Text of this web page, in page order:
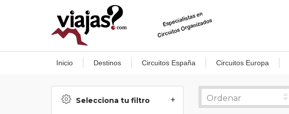
Inicio Destinos Circuitos España Circuitos Europa
Selecciona tu filtro